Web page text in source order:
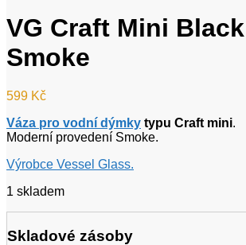
VG Craft Mini Black
Smoke
599 Kč
Váza pro vodní dýmky typu Craft mini.
Moderní provedení Smoke.
Výrobce Vessel Glass.
1 skladem
Skladové zásoby